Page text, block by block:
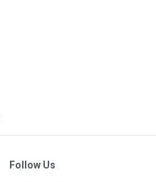
Follow Us